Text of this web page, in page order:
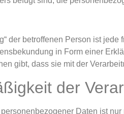
der betroffenen Person ist
in Form einer
gibt, dass sie mit der
der
Daten ist